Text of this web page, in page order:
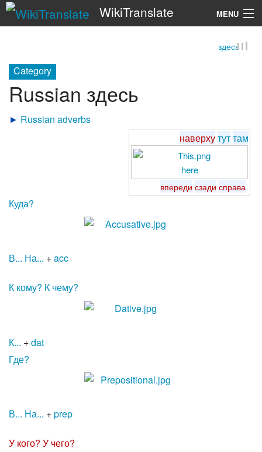
WikiTranslate MENU
здесь
Category
Russian здесь
► Russian adverbs
наверхутуттам
here
впереди сзади справа
Куда?
В... На... +acc
К кому? К чему?
К... +dat
Где?
В... На... +prep
У кого? У чего?